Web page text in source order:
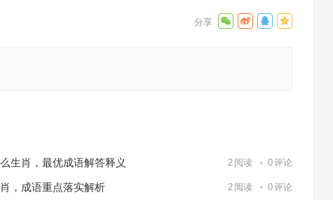
生肖，最优成语解答释义 2 阅读 0评论
，成语重点落实解析 2 阅读 0评论